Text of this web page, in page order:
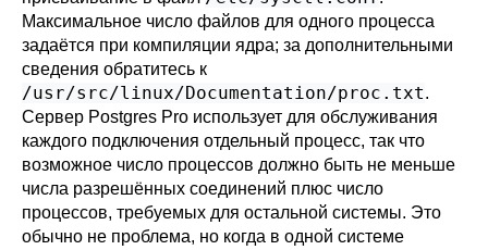
Максимальное число файлов для одного процесса
задаётся при компиляции ядра; за дополнительными
сведения обратитесь к
/usr/src/linux/Documentation/proc.txt.
Сервер Postgres Pro использует для обслуживания
каждого подключения отдельный процесс, так что
возможное число процессов должно быть не меньше
числа разрешённых соединений плюс число
процессов, требуемых для остальной системы. Это
обычно не проблема, но когда в одной системе